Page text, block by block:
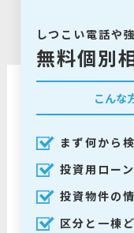
しつこい電話や
無料個別
こんな
まず何から
投資用ロー
投資物件の
区分と一棟